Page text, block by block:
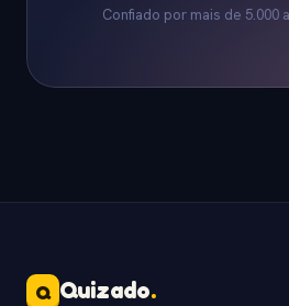
Confiado por mais de 5.000
Q Quizado.